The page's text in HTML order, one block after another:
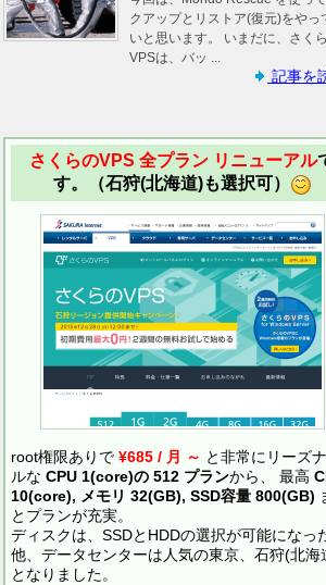
クアップとリストア(復元)をやっ
いと思います。 いまだに、さく
VPSは、バッ ...
記事を
さくらのVPS 全プラン リニューアル
す。（石狩(北海道)も選択可）
root権限ありで ¥685 / 月 ～ と非常にリーズ
ルな CPU 1(core)の 512 プランから、 最高
10(core), メモリ 32(GB), SSD容量 800(GB)
とプランが充実。
ディスクは、SSDとHDDの選択が可能になっ
他、データセンターは人気の東京、石狩(北海
となりました。